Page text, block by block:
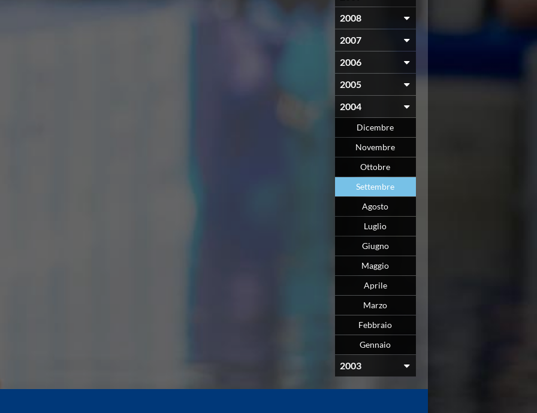
2008
2007
2006
2005
2004
Dicembre
Novembre
Ottobre
Settembre
Agosto
Luglio
Giugno
Maggio
Aprile
Marzo
Febbraio
Gennaio
2003